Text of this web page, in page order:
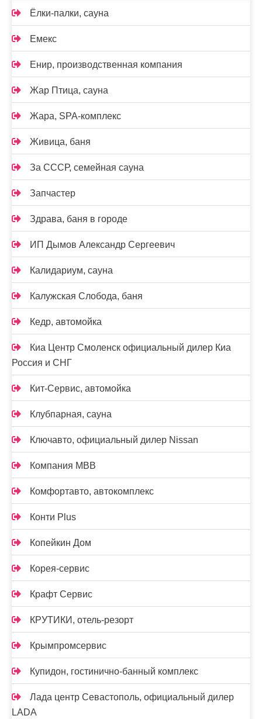
Ёлки-палки, сауна
Емекс
Енир, производственная компания
Жар Птица, сауна
Жара, SPA-комплекс
Живица, баня
За СССР, семейная сауна
Запчастер
Здрава, баня в городе
ИП Дымов Александр Сергеевич
Калидариум, сауна
Калужская Слобода, баня
Кедр, автомойка
Киа Центр Смоленск официальный дилер Киа
Россия и СНГ
Кит-Сервис, автомойка
Клубпарная, сауна
Ключавто, официальный дилер Nissan
Компания МВВ
Комфортавто, автокомплекс
Конти Plus
Копейкин Дом
Корея-сервис
Крафт Сервис
КРУТИКИ, отель-резорт
Крымпромсервис
Купидон, гостинично-банный комплекс
Лада центр Севастополь, официальный дилер
LADA